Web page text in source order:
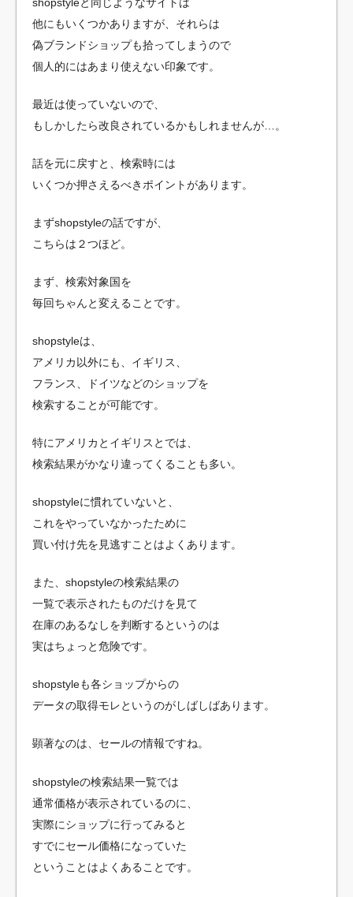
他にもいくつかありますが、それらは
偽ブランドショップも拾ってしまうので
個人的にはあまり使えない印象です。
最近は使っていないので、
もしかしたら改良されているかもしれませんが…。
話を元に戻すと、検索時には
いくつか押さえるべきポイントがあります。
まずshopstyleの話ですが、
こちらは２つほど。
まず、検索対象国を
毎回ちゃんと変えることです。
shopstyleは、
アメリカ以外にも、イギリス、
フランス、ドイツなどのショップを
検索することが可能です。
特にアメリカとイギリスとでは、
検索結果がかなり違ってくることも多い。
shopstyleに慣れていないと、
これをやっていなかったために
買い付け先を見逃すことはよくあります。
また、shopstyleの検索結果の
一覧で表示されたものだけを見て
在庫のあるなしを判断するというのは
実はちょっと危険です。
shopstyleも各ショップからの
データの取得モレというのがしばしばあります。
顕著なのは、セールの情報ですね。
shopstyleの検索結果一覧では
通常価格が表示されているのに、
実際にショップに行ってみると
すでにセール価格になっていた
ということはよくあることです。